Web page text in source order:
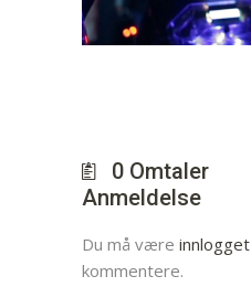
0 Omtaler
Anmeldelse
Du må være innlogget
kommentere.